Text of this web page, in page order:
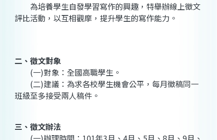
為培養學生自發學習寫作的興趣，特舉辦線上徵文
評比活動，以互相觀摩，提升學生的寫作能力。
二、徵文對象
(一)對象：全國高職學生。
(二)建議：為求各校學生機會公平，每月徵稿同一
班級至多接受兩人稿件。
三、徵文辦法